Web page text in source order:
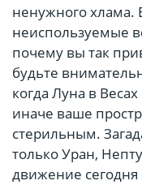
ненужного хлама.
неиспользуемые
почему вы так
будьте
когда Луна в
иначе ваше
стерильным.
только Уран,
движение